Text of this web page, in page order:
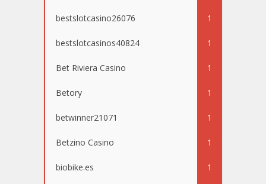
bestslotcasino26076 1
bestslotcasinos40824 1
Bet Riviera Casino 1
Betory 1
betwinner21071 1
Betzino Casino 1
biobike.es 1